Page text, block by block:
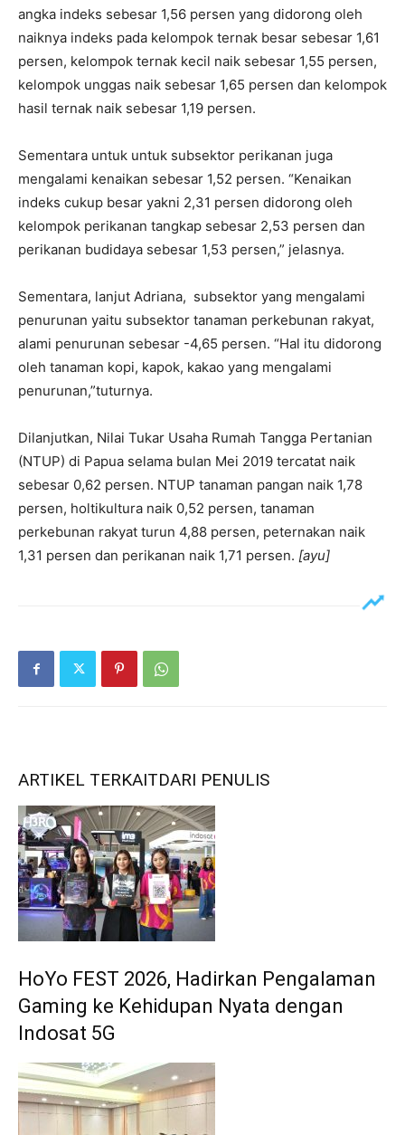
angka indeks sebesar 1,56 persen yang didorong oleh
naiknya indeks pada kelompok ternak besar sebesar 1,61
persen, kelompok ternak kecil naik sebesar 1,55 persen,
kelompok unggas naik sebesar 1,65 persen dan kelompok
hasil ternak naik sebesar 1,19 persen.
Sementara untuk untuk subsektor perikanan juga
mengalami kenaikan sebesar 1,52 persen. “Kenaikan
indeks cukup besar yakni 2,31 persen didorong oleh
kelompok perikanan tangkap sebesar 2,53 persen dan
perikanan budidaya sebesar 1,53 persen,” jelasnya.
Sementara, lanjut Adriana, subsektor yang mengalami
penurunan yaitu subsektor tanaman perkebunan rakyat,
alami penurunan sebesar -4,65 persen. “Hal itu didorong
oleh tanaman kopi, kapok, kakao yang mengalami
penurunan,”tuturnya.
Dilanjutkan, Nilai Tukar Usaha Rumah Tangga Pertanian
(NTUP) di Papua selama bulan Mei 2019 tercatat naik
sebesar 0,62 persen. NTUP tanaman pangan naik 1,78
persen, holtikultura naik 0,52 persen, tanaman
perkebunan rakyat turun 4,88 persen, peternakan naik
1,31 persen dan perikanan naik 1,71 persen. [ayu]
ARTIKEL TERKAITDARI PENULIS
HoYo FEST 2026, Hadirkan Pengalaman
Gaming ke Kehidupan Nyata dengan
Indosat 5G